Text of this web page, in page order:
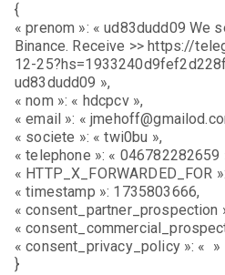
{
« prenom »: « ud83dudd09 We
Binance. Receive >> https://
12-
ud83dudd09 »,
« nom »: « hdcpcv »,
« email »: «
« societe »: « twi0bu »,
« telephone »: « 046782282659
« HTTP_X_FORWARDED_FOR
« timestamp »: 1735803666,
« consent_partner_prospection
«
« consent_privacy_policy »: « »
}